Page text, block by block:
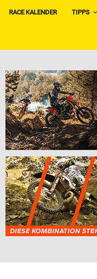
RACE KALENDER TIPPS